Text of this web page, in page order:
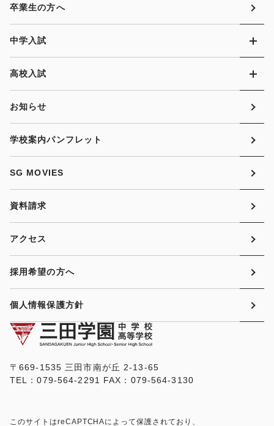
〒669-1535 三田市南が丘 2-13-65
TEL：079-564-2291 FAX：079-564-3130
このサイトはreCAPTCHAによって保護されており、
卒業生の方へ
中学入試
高校入試
お知らせ
学校案内パンフレット
SG MOVIES
資料請求
アクセス
採用希望の方へ
個人情報保護方針